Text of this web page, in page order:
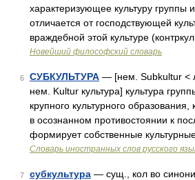
характеризующее культуру группы
отличается от господствующей
враждебной этой культуре
Новейший философский словарь
6 СУБКУЛЬТУРА — [нем. Subkultur <
нем. Kultur культура] культура
крупного культурного образования,
в осознанном противостоянии к
формирует собственные
Словарь иностранных слов русского
7 субкультура — сущ., кол во